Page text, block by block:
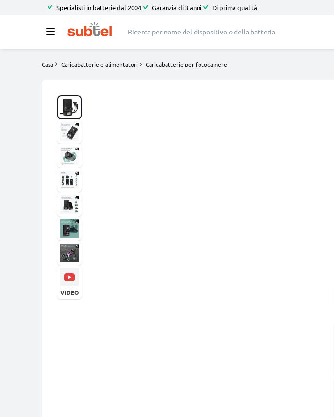
Specialisti in batterie dal 2004 Garanzia di 3 anni Di prima qualità
Casa Caricabatterie e alimentatori Caricabatterie per fotocamere
VIDEO